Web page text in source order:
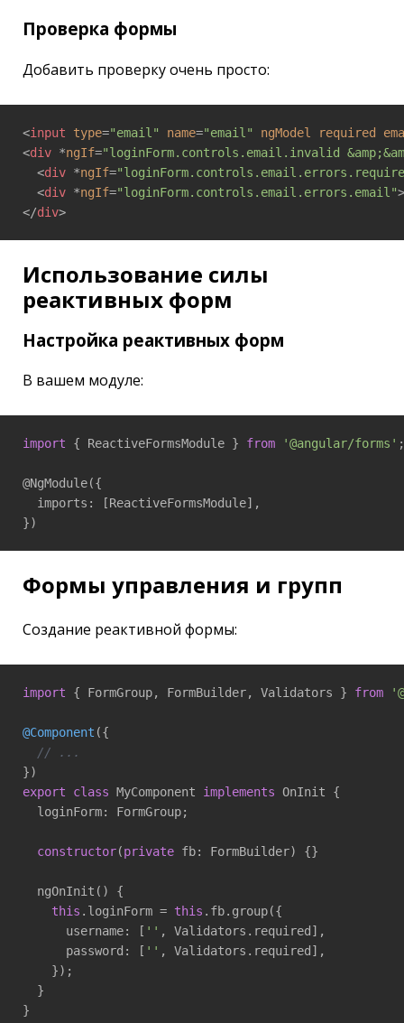
Проверка формы
Добавить проверку очень просто:
<input type="email" name="email" ngModel required
<div *ngIf="loginForm.controls.email.invalid
<div *ngIf=
<div *ngIf="loginForm.controls.email.errors.email">
</div>
Использование силы
реактивных форм
Настройка реактивных форм
В вашем модуле:
import { ReactiveFormsModule } from '@angular/forms' ;
@NgModule({
  imports: [ReactiveFormsModule],
})
Формы управления и групп
Создание реактивной формы:
import { FormGroup, FormBuilder, Validators } from
@Component ({
// ...
export
class MyComponent implements OnInit {
  loginForm: FormGroup;
constructor(private fb: FormBuilder) {}
  ngOnInit() {
this .loginForm = this .fb.group({
      username: [
'' , Validators.required],
      password: [
'' , Validators.required],
    });
  }
}